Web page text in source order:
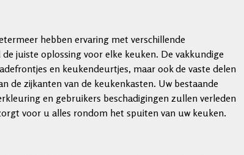
hebben ervaring met verschillende
juiste oplossing voor elke keuken. De vakkundige
en keukendeurtjes, maar ook de vaste delen
de zijkanten van de keukenkasten. Uw bestaande
en gebruikers beschadigingen zullen verleden
voor u alles rondom het spuiten van uw keuken.